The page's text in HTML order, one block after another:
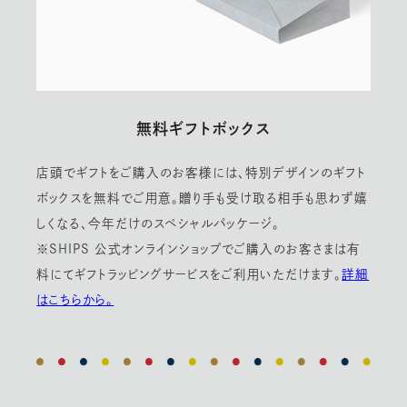
無料ギフトボックス
店頭でギフトをご購入のお客様には、特別デザインのギフト
ボックスを無料でご用意。贈り手も受け取る相手も思わず嬉
しくなる、今年だけのスペシャルパッケージ。
※SHIPS 公式オンラインショップでご購入のお客さまは有
料にてギフトラッピングサービスをご利用いただけます。詳細
はこちらから。